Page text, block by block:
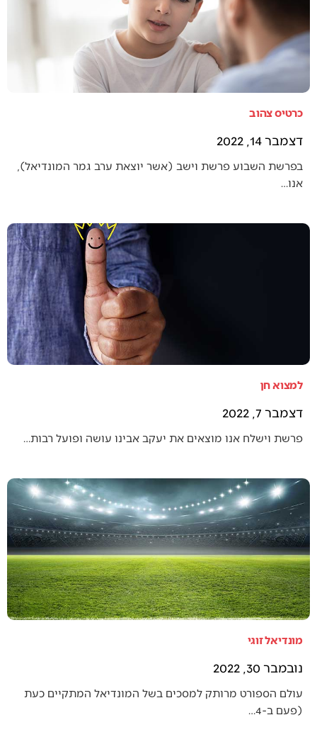
כרטיס צהוב
דצמבר 14, 2022
בפרשת השבוע פרשת וישב (אשר יוצאת ערב גמר המונדיאל),
אנו…
למצוא חן
דצמבר 7, 2022
פרשת וישלח אנו מוצאים את יעקב אבינו עושה ופועל רבות…
מונדיאל זוגי
נובמבר 30, 2022
עולם הספורט מרותק למסכים בשל המונדיאל המתקיים כעת
(פעם ב-4…